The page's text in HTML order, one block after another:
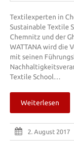
Textilexperten in
Sustainable Textile
Chemnitz und der
WATTANA wird die
mit seinen
Textile School…
Weiterlesen
2. August 2017